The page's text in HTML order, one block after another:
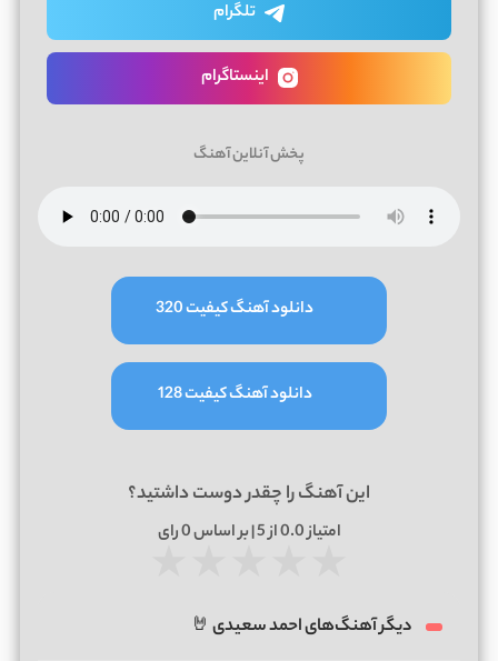
تلگرام
اینستاگرام
پخش آنلاین آهنگ
دانلود آهنگ کیفیت 320
دانلود آهنگ کیفیت 128
این آهنگ را چقدر دوست داشتید؟
امتیاز0.0از 5 | بر اساس 0رای
دیگر آهنگ‌های احمد سعیدی 🤘